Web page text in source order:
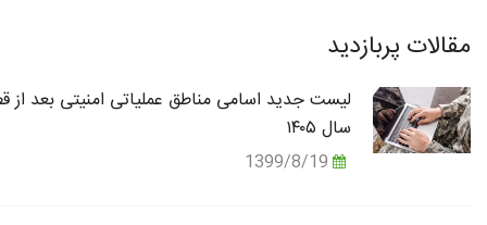
مقالات پربازدید
لیست جدید اسامی مناطق عملیاتی امنیتی بعد از
سال ۱۴۰۵